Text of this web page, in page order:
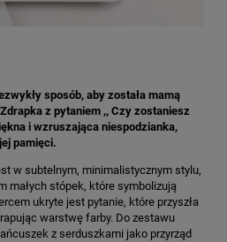
sposób, aby została mamą
z pytaniem ,, Czy zostaniesz
i wzruszająca niespodzianka,
pamięci.
w subtelnym, minimalistycznym stylu,
małych stópek, które symbolizują
ukryte jest pytanie, które przyszła
warstwę farby. Do zestawu
z serduszkami jako przyrząd